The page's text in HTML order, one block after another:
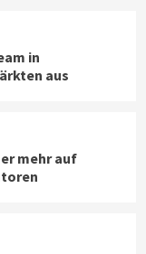
in
aus
mehr auf